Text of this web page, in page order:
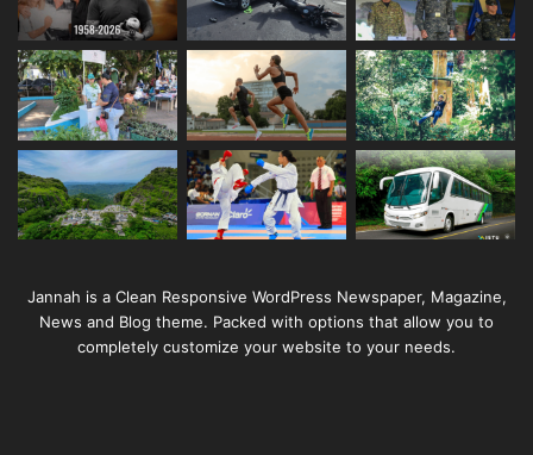
Jannah is a Clean Responsive WordPress Newspaper, Magazine,
News and Blog theme. Packed with options that allow you to
completely customize your website to your needs.